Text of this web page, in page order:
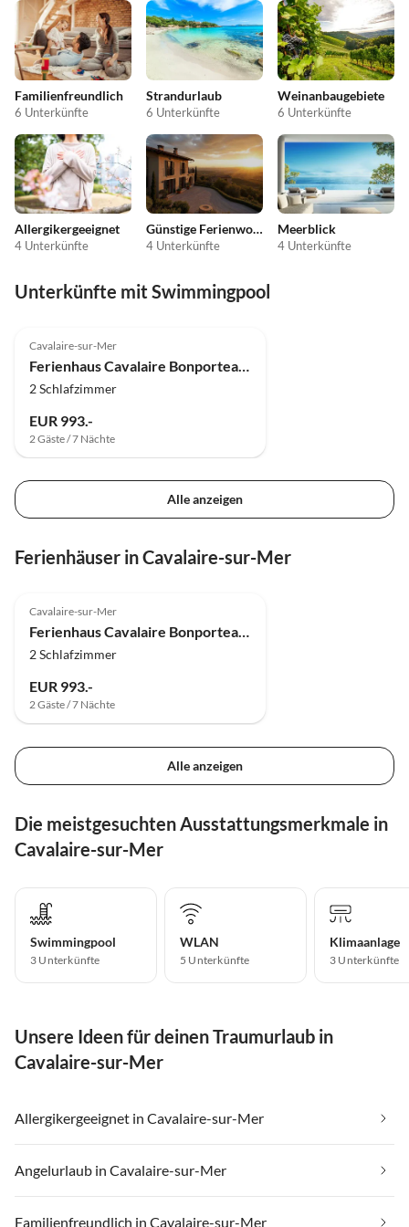
Familienfreundlich
6 Unterkünfte
Strandurlaub
6 Unterkünfte
Weinanbaugebiete
6 Unterkünfte
Allergikergeeignet
4 Unterkünfte
Günstige Ferienwohnungen
4 Unterkünfte
Meerblick
4 Unterkünfte
Unterkünfte mit Swimmingpool
Cavalaire-sur-Mer
Ferienhaus Cavalaire Bonporteau - Maison 57'
2 Schlafzimmer
EUR 993.-
2 Gäste / 7 Nächte
Alle anzeigen
Ferienhäuser in Cavalaire-sur-Mer
Cavalaire-sur-Mer
Ferienhaus Cavalaire Bonporteau - Maison 57'
2 Schlafzimmer
EUR 993.-
2 Gäste / 7 Nächte
Alle anzeigen
Die meistgesuchten Ausstattungsmerkmale in
Cavalaire-sur-Mer
Swimmingpool
3 Unterkünfte
WLAN
5 Unterkünfte
Klimaanlage
3 Unterkünfte
Unsere Ideen für deinen Traumurlaub in
Cavalaire-sur-Mer
Allergikergeeignet in Cavalaire-sur-Mer
Angelurlaub in Cavalaire-sur-Mer
Familienfreundlich in Cavalaire-sur-Mer